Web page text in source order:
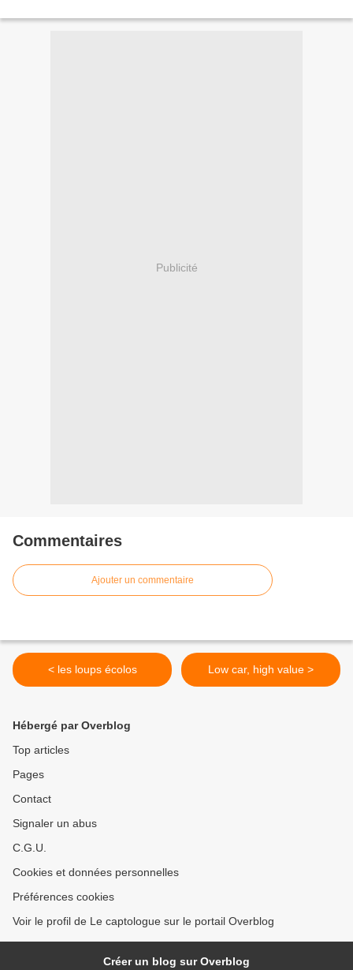
Publicité
Commentaires
Ajouter un commentaire
< les loups écolos Low car, high value >
Hébergé par Overblog
Top articles
Pages
Contact
Signaler un abus
C.G.U.
Cookies et données personnelles
Préférences cookies
Voir le profil de Le captologue sur le portail Overblog
Créer un blog sur Overblog